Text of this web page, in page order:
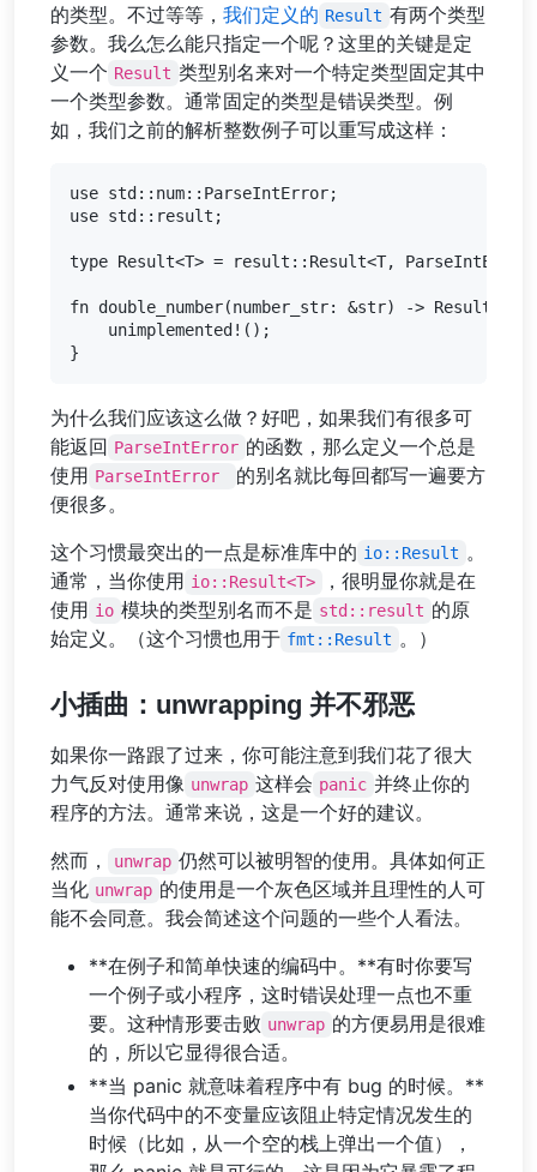
的类型。不过等等， 我们定义的 Result 有两个类型
参数。我么怎么能只指定一个呢？这里的关键是定
义一个 Result 类型别名来对一个特定类型固定其中
一个类型参数。通常固定的类型是错误类型。例
如，我们之前的解析整数例子可以重写成这样：
use std::num::ParseIntError;
use std::result;
type Result<T> = result::Result<T,
fn double_number(number_str: &str) ->
    unimplemented!();
为什么我们应该这么做？好吧，如果我们有很多可
能返回 ParseIntError 的函数，那么定义一个总是
使用 ParseIntError
的别名就比每回都写一遍要方
便很多。
这个习惯最突出的一点是标准库中的 io::Result 。
通常，当你使用 io::Result<T>
，很明显你就是在
使用 io 模块的类型别名而不是 std::result 的原
始定义。（这个习惯也用于 fmt::Result 。）
小插曲：unwrapping 并不邪恶
如果你一路跟了过来，你可能注意到我们花了很大
力气反对使用像 unwrap 这样会 panic 并终止你的
程序的方法。通常来说，这是一个好的建议。
然而，
unwrap 仍然可以被明智的使用。具体如何正
当化 unwrap 的使用是一个灰色区域并且理性的人可
能不会同意。我会简述这个问题的一些个人看法。
**在例子和简单快速的编码中。**有时你要写
一个例子或小程序，这时错误处理一点也不重
要。这种情形要击败 unwrap 的方便易用是很难
的，所以它显得很合适。
**当 panic 就意味着程序中有 bug 的时候。**
当你代码中的不变量应该阻止特定情况发生的
时候（比如，从一个空的栈上弹出一个值），